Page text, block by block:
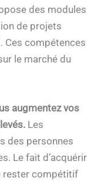
des modules
de projets
Ces compétences
le marché du
augmentez vos
Les
des personnes
Le fait d’acquérir
rester compétitif